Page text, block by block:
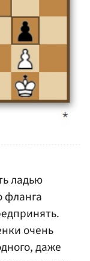
ладью
фланга
очень
даже